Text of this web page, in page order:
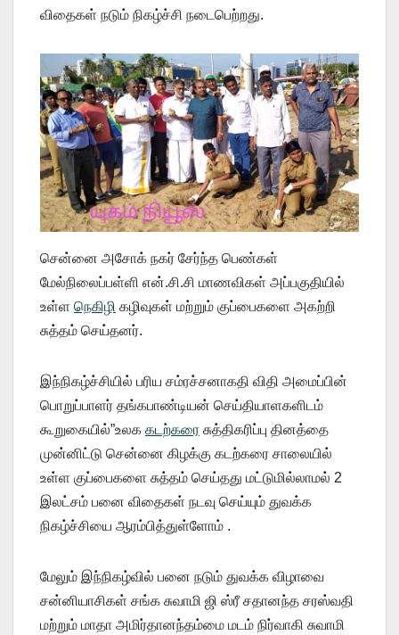
விதைகள் நடும் நிகழ்ச்சி நடைபெற்றது.
சென்னை அசோக் நகர் சேர்ந்த பெண்கள்
மேல்நிலைப்பள்ளி என்.சி.சி மாணவிகள் அப்பகுதியில்
உள்ள நெகிழி கழிவுகள் மற்றும் குப்பைகளை அகற்றி
சுத்தம் செய்தனர்.
இந்நிகழ்ச்சியில் பரிய சம்ரச்சனாகதி விதி அமைப்பின்
பொறுப்பாளர் தங்கபாண்டியன் செய்தியாளகளிடம்
கூறுகையில்”உலக கடற்கரை சுத்திகரிப்பு தினத்தை
முன்னிட்டு சென்னை கிழக்கு கடற்கரை சாலையில்
உள்ள குப்பைகளை சுத்தம் செய்தது மட்டுமில்லாமல் 2
இலட்சம் பனை விதைகள் நடவு செய்யும் துவக்க
நிகழ்ச்சியை ஆரம்பித்துள்ளோம் .
மேலும் இந்நிகழ்வில் பனை நடும் துவக்க விழாவை
சன்னியாசிகள் சங்க சுவாமி ஜி ஸ்ரீ சதானந்த சரஸ்வதி
மற்றும் மாதா அமிர்தானந்தம்மை மடம் நிர்வாகி சுவாமி